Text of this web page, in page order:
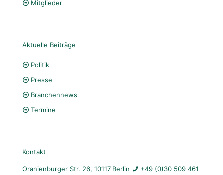
Mitglieder
Aktuelle Beiträge
Politik
Presse
Branchennews
Termine
Kontakt
Oranienburger Str. 26, 10117 Berlin
+49 (0)30 509 461